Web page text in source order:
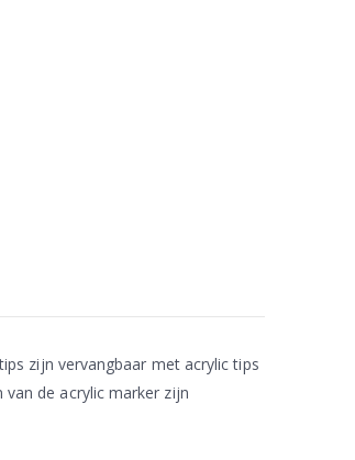
zijn vervangbaar met acrylic tips
de acrylic marker zijn